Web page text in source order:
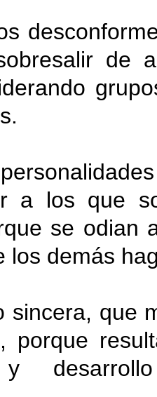
de
a los que
se odian
los demás
sincera, que
porque
y